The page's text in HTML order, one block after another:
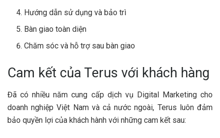
Hướng dẫn sử dụng và bảo trì
Bàn giao toàn diện
Chăm sóc và hỗ trợ sau bàn giao
Cam kết của Terus với khách hàng
Đã có nhiều năm cung cấp dịch vụ Digital Marketing cho
doanh nghiệp Việt Nam và cả nước ngoài, Terus luôn đảm
bảo quyền lợi của khách hành với những cam kết sau: